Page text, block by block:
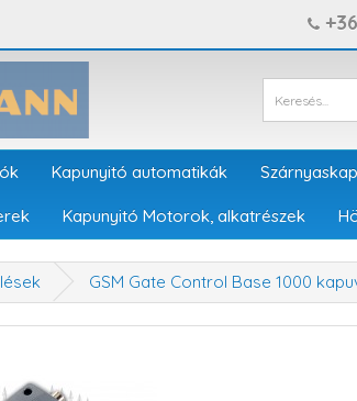
Kapunyitó automatikák
Kapunyitó Motorok, alkatrészek
GSM Gate Control Base 1000